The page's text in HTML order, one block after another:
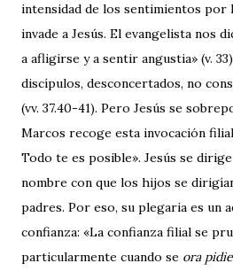
intensidad de los sentimientos por
invade a Jesús. El evangelista nos
a afligirse y a sentir angustia» (v.
discípulos, desconcertados, no
(vv. 37.40-41). Pero Jesús se
Marcos recoge esta invocación filial
Todo te es posible». Jesús se
nombre con que los hijos se
padres. Por eso, su plegaria es un
confianza: «La confianza filial se
particularmente cuando se ora